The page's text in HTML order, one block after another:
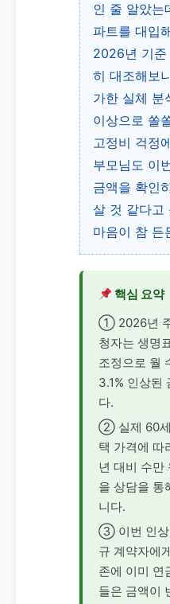
인 줄 알았는
파트를 대입
2026년 기준
히 대조해보
가한 실체 분
이상으로 쏠
고정비 걱정
부모님도 이
금액을 확인
살 것 같다고
마음이 참 든
핵심 요약
① 2026년
청자는 생명
조정으로 월
3.1% 인상된
다.
② 실제 60세
택 가격에 따
년 대비 수만
을 상담을 통
니다.
③ 이번 인상
규 계약자에
존에 이미 연
들은 금액이